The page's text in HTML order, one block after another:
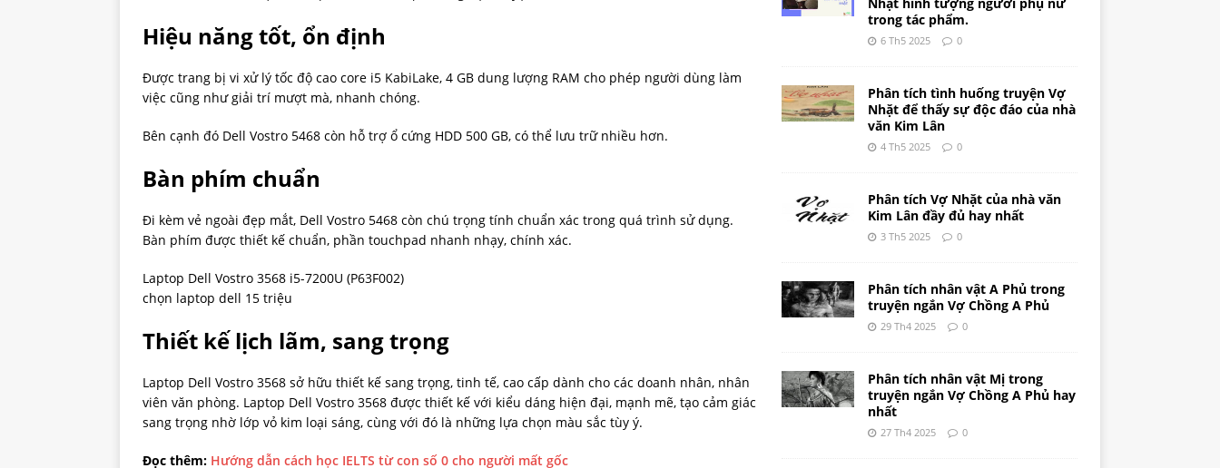
Hiệu năng tốt, ổn định
Được trang bị vi xử lý tốc độ cao core i5 KabiLake, 4 GB dung lượng RAM cho phép người dùng làm
việc cũng như giải trí mượt mà, nhanh chóng.
Bên cạnh đó Dell Vostro 5468 còn hỗ trợ ổ cứng HDD 500 GB, có thể lưu trữ nhiều hơn.
Bàn phím chuẩn
Đi kèm vẻ ngoài đẹp mắt, Dell Vostro 5468 còn chú trọng tính chuẩn xác trong quá trình sử dụng.
Bàn phím được thiết kế chuẩn, phần touchpad nhanh nhạy, chính xác.
Laptop Dell Vostro 3568 i5-7200U (P63F002)
chọn laptop dell 15 triệu
Thiết kế lịch lãm, sang trọng
Laptop Dell Vostro 3568 sở hữu thiết kế sang trọng, tinh tế, cao cấp dành cho các doanh nhân, nhân
viên văn phòng. Laptop Dell Vostro 3568 được thiết kế với kiểu dáng hiện đại, mạnh mẽ, tạo cảm giác
sang trọng nhờ lớp vỏ kim loại sáng, cùng với đó là những lựa chọn màu sắc tùy ý.
Đọc thêm: Hướng dẫn cách học IELTS từ con số 0 cho người mất gốc
trong tác phẩm.
6 Th5 2025 0
Phân tích tình huống truyện Vợ
Nhặt để thấy sự độc đáo của nhà
văn Kim Lân
4 Th5 2025 0
Phân tích Vợ Nhặt của nhà văn
Kim Lân đầy đủ hay nhất
3 Th5 2025 0
Phân tích nhân vật A Phủ trong
truyện ngắn Vợ Chồng A Phủ
29 Th4 2025 0
Phân tích nhân vật Mị trong
truyện ngắn Vợ Chồng A Phủ hay
nhất
27 Th4 2025 0